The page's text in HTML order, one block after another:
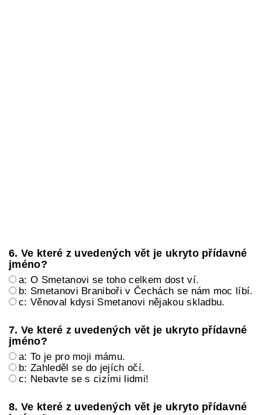
6. Ve které z uvedených vět je ukryto přídavné
jméno?
a: O Smetanovi se toho celkem dost ví.
b: Smetanovi Braniboři v Čechách se nám moc líbí.
c: Věnoval kdysi Smetanovi nějakou skladbu.
7. Ve které z uvedených vět je ukryto přídavné
jméno?
a: To je pro moji mámu.
b: Zahleděl se do jejích očí.
c: Nebavte se s cizími lidmi!
8. Ve které z uvedených vět je ukryto přídavné